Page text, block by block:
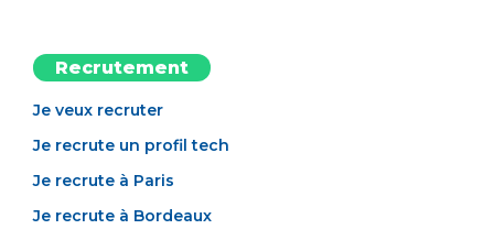
Recrutement
Je veux recruter
Je recrute un profil tech
Je recrute à Paris
Je recrute à Bordeaux